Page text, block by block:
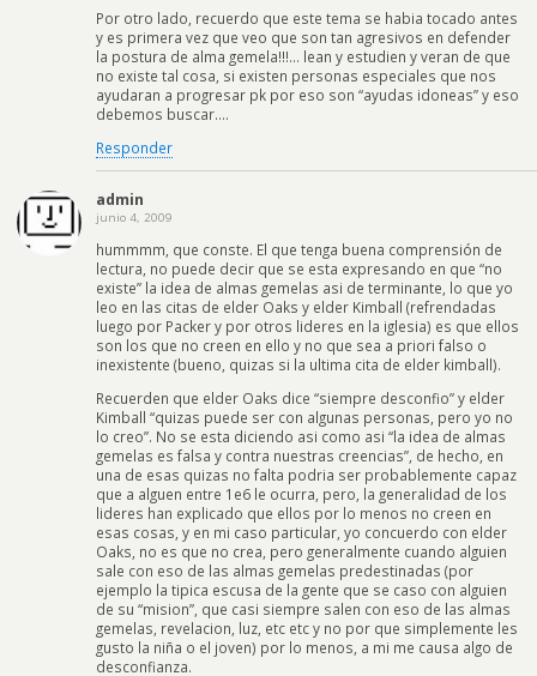
Por otro lado, recuerdo que este tema se habia tocado antes
y es primera vez que veo que son tan agresivos en defender
la postura de alma gemela!!!… lean y estudien y veran de que
no existe tal cosa, si existen personas especiales que nos
ayudaran a progresar pk por eso son “ayudas idoneas” y eso
debemos buscar….
Responder
admin
junio 4, 2009
hummmm, que conste. El que tenga buena comprensión de
lectura, no puede decir que se esta expresando en que “no
existe” la idea de almas gemelas asi de terminante, lo que yo
leo en las citas de elder Oaks y elder Kimball (refrendadas
luego por Packer y por otros lideres en la iglesia) es que ellos
son los que no creen en ello y no que sea a priori falso o
inexistente (bueno, quizas si la ultima cita de elder kimball).
Recuerden que elder Oaks dice “siempre desconfio” y elder
Kimball “quizas puede ser con algunas personas, pero yo no
lo creo”. No se esta diciendo asi como asi “la idea de almas
gemelas es falsa y contra nuestras creencias”, de hecho, en
una de esas quizas no falta podria ser probablemente capaz
que a alguen entre 1e6 le ocurra, pero, la generalidad de los
lideres han explicado que ellos por lo menos no creen en
esas cosas, y en mi caso particular, yo concuerdo con elder
Oaks, no es que no crea, pero generalmente cuando alguien
sale con eso de las almas gemelas predestinadas (por
ejemplo la tipica escusa de la gente que se caso con alguien
de su “mision”, que casi siempre salen con eso de las almas
gemelas, revelacion, luz, etc etc y no por que simplemente les
gusto la niña o el joven) por lo menos, a mi me causa algo de
desconfianza.